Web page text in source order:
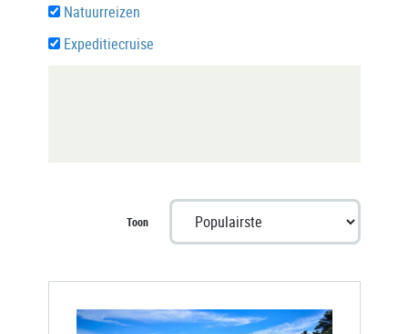
Natuurreizen
Expeditiecruise
Toon